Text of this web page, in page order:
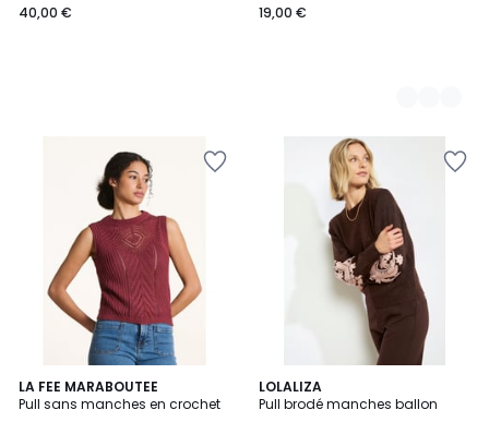
40,00 €
19,00 €
LA FEE MARABOUTEE
Pull sans manches en crochet
2
Couleurs
LOLALIZA
Pull brodé manches ballon